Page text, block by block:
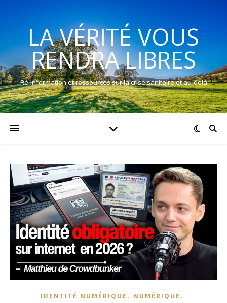
LA VÉRITÉ VOUS
RENDRA LIBRES
Ré-information et ressources sur la crise sanitaire et au-delà
IDENTITÉ NUMÉRIQUE , NUMÉRIQUE ,